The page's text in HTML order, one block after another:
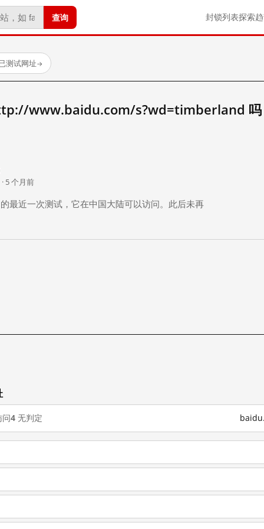
查询 封锁列表探索
测试网址→
www.baidu.com/s?wd=timberland 吗
5 个月前
最近一次测试，它在中国大陆可以访问。此后未再
问4 无判定